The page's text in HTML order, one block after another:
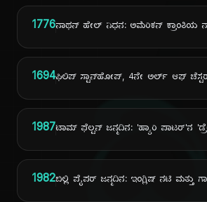
1776ನಾಥನ್ ಹೇಲ್ ನಿಧನ: ಅಮೆರಿಕನ್ ಕ್ರಾಂತಿಯ
1694ಫಿಲಿಪ್ ಸ್ಟಾನ್‌ಹೋಪ್, 4ನೇ ಅರ್ಲ್ ಆಫ್
1987ಟಾಮ್ ಫೆಲ್ಟನ್ ಜನ್ಮದಿನ: 'ಹ್ಯಾರಿ ಪಾಟರ್'ನ
1982ಬಿಲ್ಲಿ ಪೈಪರ್ ಜನ್ಮದಿನ: ಇಂಗ್ಲಿಷ್ ನಟಿ ಮತ್ತು